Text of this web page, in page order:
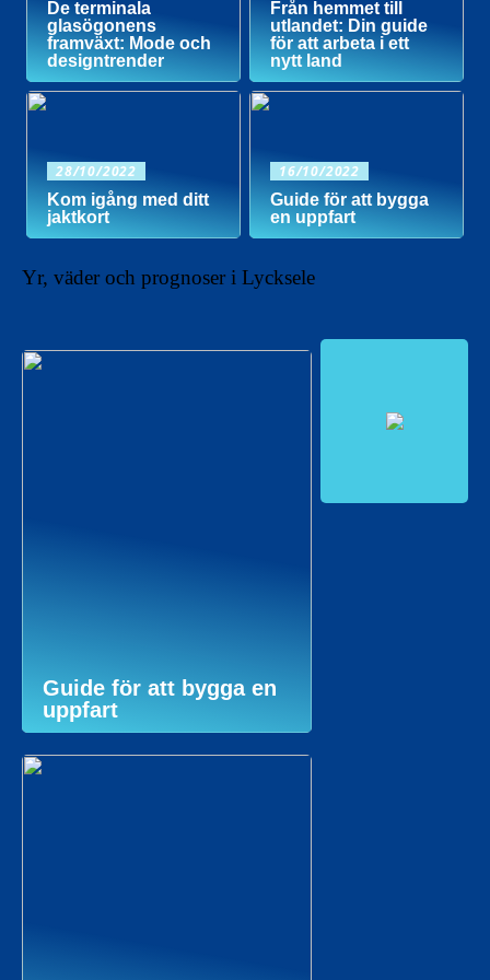
De terminala
glasögonens
framväxt: Mode och
designtrender
Från hemmet till
utlandet: Din guide
för att arbeta i ett
nytt land
28/10/2022
Kom igång med ditt
jaktkort
16/10/2022
Guide för att bygga
en uppfart
Yr, väder och prognoser i Lycksele
Guide för att bygga en
uppfart